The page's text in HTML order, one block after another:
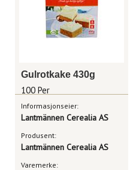
Gulrotkake 430g
100 Per
Informasjonseier:
Lantmännen Cerealia AS
Produsent:
Lantmännen Cerealia AS
Varemerke: